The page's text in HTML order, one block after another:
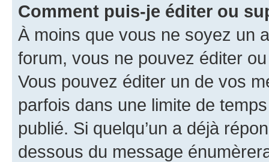
Comment puis-je éditer ou
À moins que vous ne soyez un
forum, vous ne pouvez éditer
Vous pouvez éditer un de vos
parfois dans une limite de
publié. Si quelqu’un a déjà
dessous du message